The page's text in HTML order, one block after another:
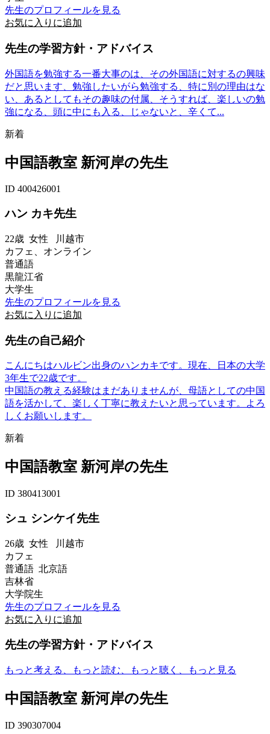
先生のプロフィールを見る
お気に入りに追加
先生の学習方針・アドバイス
外国語を勉強する一番大事のは、その外国語に対するの興味
だと思います、勉強したいがら勉強する、特に別の理由はな
い、あるとしてもその趣味の付属、そうすれば、楽しいの勉
強になる、頭に中にも入る、じゃないと、辛くて...
新着
中国語教室 新河岸の先生
ID 400426001
ハン カキ先生
22歳 女性 川越市
カフェ、オンライン
普通語
黒龍江省
大学生
先生のプロフィールを見る
お気に入りに追加
先生の自己紹介
こんにちはハルビン出身のハンカキです。現在、日本の大学
3年生で22歳です。
中国語の教える経験はまだありませんが、母語としての中国
語を活かして、楽しく丁寧に教えたいと思っています。よろ
しくお願いします。
新着
中国語教室 新河岸の先生
ID 380413001
シュ シンケイ先生
26歳 女性 川越市
カフェ
普通語 北京語
吉林省
大学院生
先生のプロフィールを見る
お気に入りに追加
先生の学習方針・アドバイス
もっと考える、もっと読む、もっと聴く、もっと見る
中国語教室 新河岸の先生
ID 390307004